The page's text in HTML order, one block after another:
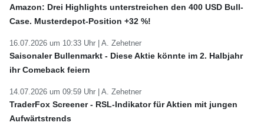
Amazon: Drei Highlights unterstreichen den 400 USD Bull-
Case. Musterdepot-Position +32 %!
16.07.2026 um 10:33 Uhr | A. Zehetner
Saisonaler Bullenmarkt - Diese Aktie könnte im 2. Halbjahr
ihr Comeback feiern
14.07.2026 um 09:59 Uhr | A. Zehetner
TraderFox Screener - RSL-Indikator für Aktien mit jungen
Aufwärtstrends